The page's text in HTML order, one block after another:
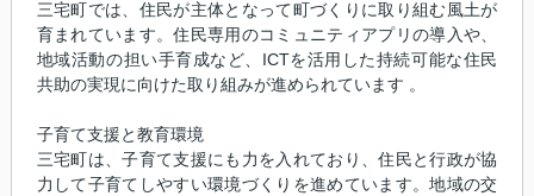
三宅町では、住民が主体となって町づくりに取り組む風土が
育まれています。住民専用のコミュニティアプリの導入や、
地域活動の担い手育成など、ICTを活用した持続可能な住民
共助の実現に向けた取り組みが進められています 。
子育て支援と教育環境
三宅町は、子育て支援にも力を入れており、住民と行政が協
力して子育てしやすい環境づくりを進めています。地域の交